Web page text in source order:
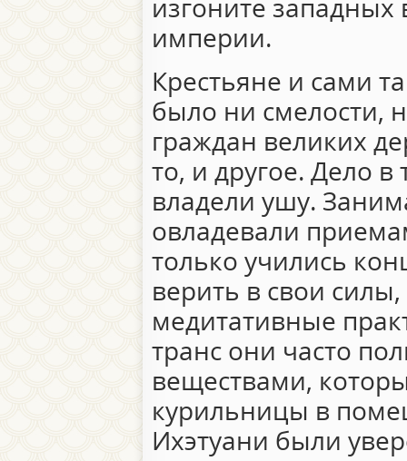
изгоните западных
империи.
Крестьяне и сами
было ни смелости,
граждан великих
то, и другое. Дело
владели ушу.
овладевали
только учились
верить в свои
медитативные
транс они часто
веществами,
курильницы в
Ихэтуани были